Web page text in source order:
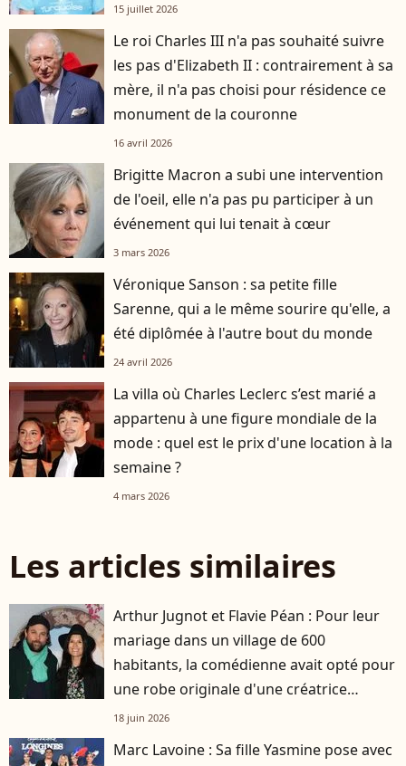
15 juillet 2026
Le roi Charles III n'a pas souhaité suivre
les pas d'Elizabeth II : contrairement à sa
mère, il n'a pas choisi pour résidence ce
monument de la couronne
16 avril 2026
Brigitte Macron a subi une intervention
de l'oeil, elle n'a pas pu participer à un
événement qui lui tenait à cœur
3 mars 2026
Véronique Sanson : sa petite fille
Sarenne, qui a le même sourire qu'elle, a
été diplômée à l'autre bout du monde
24 avril 2026
La villa où Charles Leclerc s’est marié a
appartenu à une figure mondiale de la
mode : quel est le prix d'une location à la
semaine ?
4 mars 2026
Les articles similaires
Arthur Jugnot et Flavie Péan : Pour leur
mariage dans un village de 600
habitants, la comédienne avait opté pour
une robe originale d'une créatrice
française
18 juin 2026
Marc Lavoine : Sa fille Yasmine pose avec